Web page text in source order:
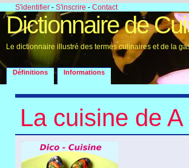
S'identifier - S'inscrire - Contact
Dictionnaire de
Le dictionnaire illustré des termes culinaires et de la
Définitions Informations
La cuisine de A